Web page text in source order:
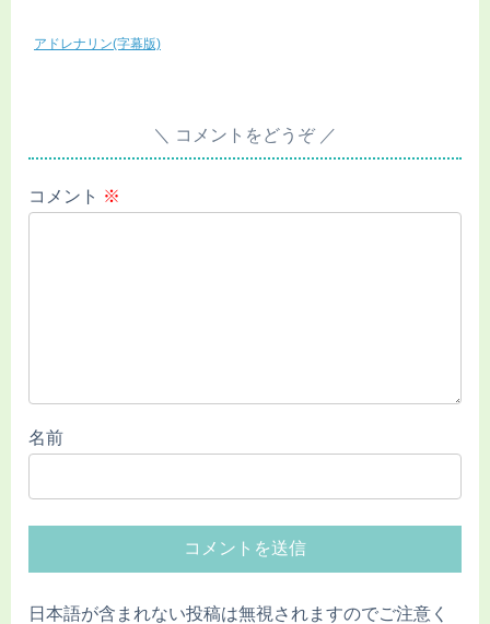
アドレナリン(字幕版)
コメントをどうぞ
コメント ※
名前
日本語が含まれない投稿は無視されますのでご注意く